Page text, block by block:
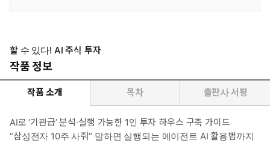
할 수 있다! AI 주식 투자
작품 정보
작품 소개 목차 출판사 서평
AI로 ‘기관급’ 분석·실행 가능한 1인 투자 하우스 구축 가이드
“삼성전자 10주 사줘” 말하면 실행되는 에이전트 AI 활용법까지